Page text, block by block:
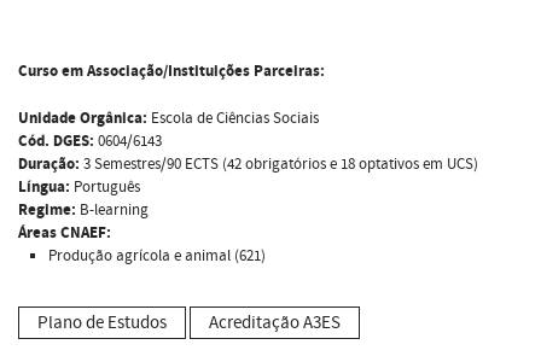
Curso em Associação/Instituições Parceiras:
Unidade Orgânica: Escola de Ciências Sociais
Cód. DGES: 0604/6143
Duração: 3 Semestres/90 ECTS (42 obrigatórios e 18 optativos em UCS)
Língua: Português
Regime: B-learning
Áreas CNAEF:
Produção agrícola e animal (621)
Plano de Estudos Acreditação A3ES